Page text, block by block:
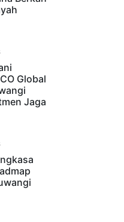
Global
Jaga